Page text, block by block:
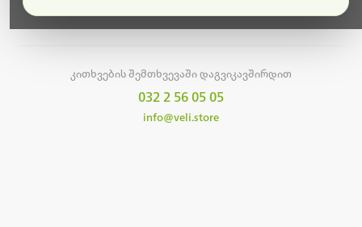
კითხვების შემთხვევაში დაგვიკავშირდით
032 2 56 05 05
info@veli.store